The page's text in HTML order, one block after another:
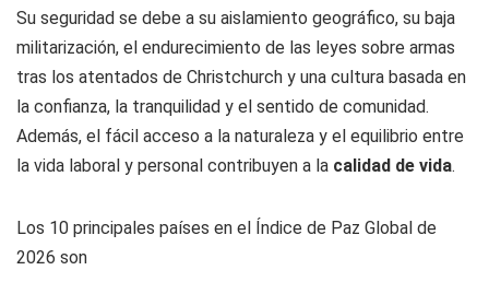
Su seguridad se debe a su aislamiento geográfico, su baja
militarización, el endurecimiento de las leyes sobre armas
tras los atentados de Christchurch y una cultura basada en
la confianza, la tranquilidad y el sentido de comunidad.
Además, el fácil acceso a la naturaleza y el equilibrio entre
la vida laboral y personal contribuyen a la calidad de vida.
Los 10 principales países en el Índice de Paz Global de
2026 son